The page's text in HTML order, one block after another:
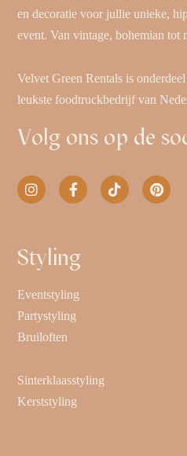
en decoratie voor jullie unieke,
event. Van vintage, bohemian tot
Velvet Green Rentals is
leukste foodtruckbedrijf van
Volg ons op de
Styling
Eventstyling
Partystyling
Bruiloften
Sinterklaasstyling
Kerststyling